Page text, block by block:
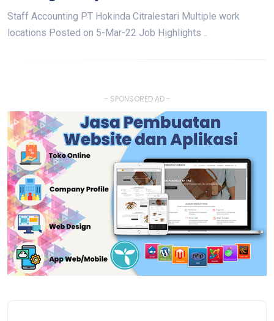
Staff Accounting PT Hokinda Citralestari Multiple work
locations Posted on 5-Mar-22 Job Highlights ..
- SPONSORED AD -